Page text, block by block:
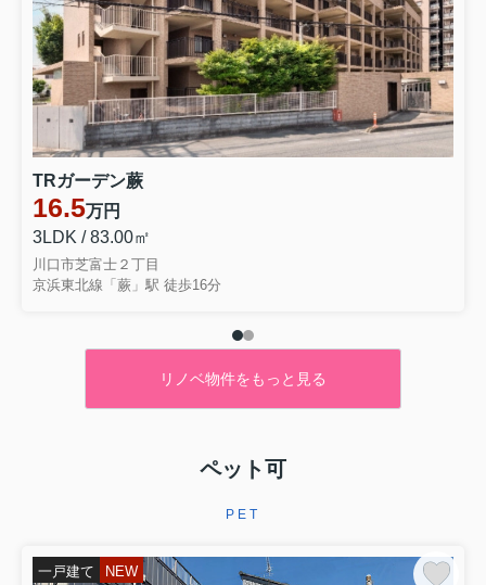
TRガーデン蕨
16.5万円
3LDK / 83.00㎡
川口市芝富士２丁目
京浜東北線「蕨」駅 徒歩16分
リノベ物件をもっと見る
ペット可
PET
一戸建て NEW